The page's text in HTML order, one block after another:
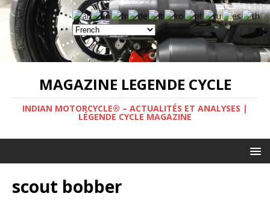
MAGAZINE LEGENDE CYCLE
INDIAN MOTORCYCLE® – ACTUALITÉS ET ANALYSES |
LÉGENDE CYCLE MAGAZINE
scout bobber